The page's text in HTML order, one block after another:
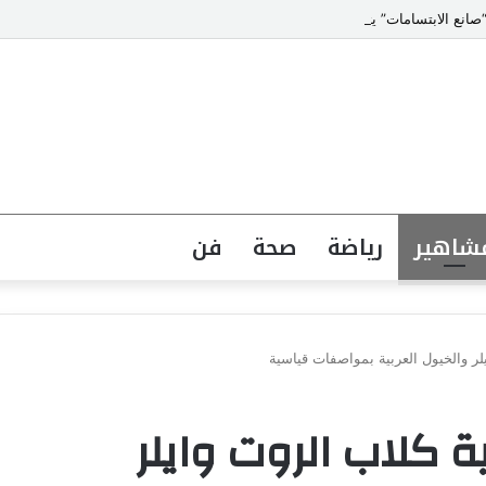
الابتسامات” يتصدر قائمة أشهر أطباء تجميل الأسنان في مصر
رياضة صحة فن
والخيول العربية بمواصفات قياسية
كلاب الروت وايلر